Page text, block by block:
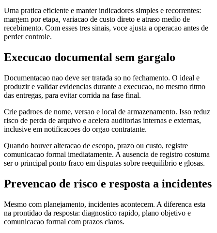
Uma pratica eficiente e manter indicadores simples e recorrentes:
margem por etapa, variacao de custo direto e atraso medio de
recebimento. Com esses tres sinais, voce ajusta a operacao antes de
perder controle.
Execucao documental sem gargalo
Documentacao nao deve ser tratada so no fechamento. O ideal e
produzir e validar evidencias durante a execucao, no mesmo ritmo
das entregas, para evitar corrida na fase final.
Crie padroes de nome, versao e local de armazenamento. Isso reduz
risco de perda de arquivo e acelera auditorias internas e externas,
inclusive em notificacoes do orgao contratante.
Quando houver alteracao de escopo, prazo ou custo, registre
comunicacao formal imediatamente. A ausencia de registro costuma
ser o principal ponto fraco em disputas sobre reequilibrio e glosas.
Prevencao de risco e resposta a incidentes
Mesmo com planejamento, incidentes acontecem. A diferenca esta
na prontidao da resposta: diagnostico rapido, plano objetivo e
comunicacao formal com prazos claros.